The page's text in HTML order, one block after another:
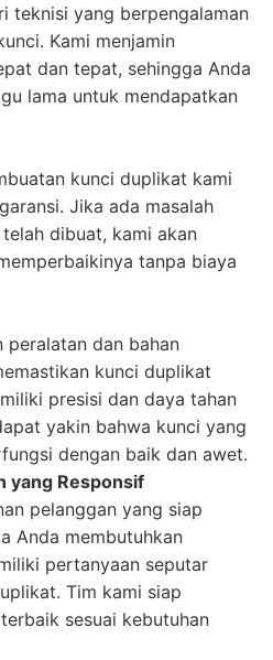
teknisi yang berpengalaman
Kami menjamin
dan tepat, sehingga Anda
lama untuk mendapatkan
kunci duplikat kami
Jika ada masalah
dibuat, kami akan
tanpa biaya
peralatan dan bahan
kunci duplikat
presisi dan daya tahan
yakin bahwa kunci yang
dengan baik dan awet.
yang Responsif
pelanggan yang siap
Anda membutuhkan
pertanyaan seputar
Tim kami siap
sesuai kebutuhan